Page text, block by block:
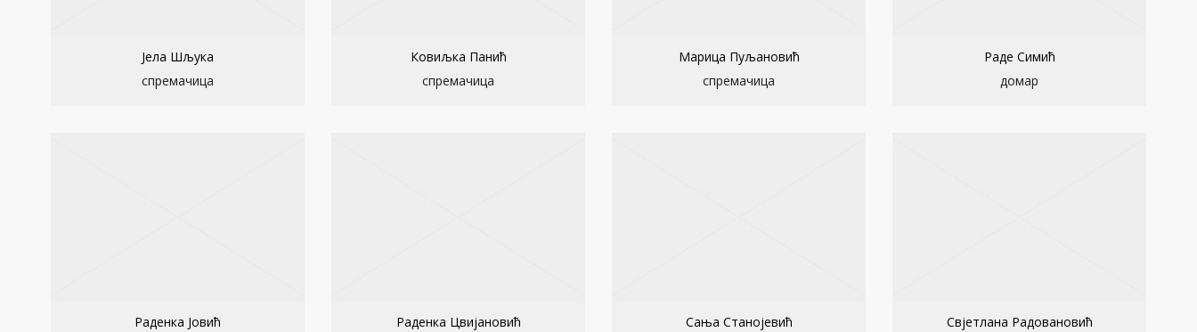
Јела Шљука
спремачица
Ковиљка Панић
спремачица
Марица Пуљановић
спремачица
Раде Симић
домар
Раденка Јовић
Раденка Цвијановић
Сања Станојевић
Свјетлана Радовановић